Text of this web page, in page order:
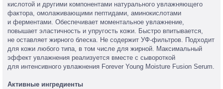
кислотой и другими компонентами натурального увлажняющего
фактора, омолаживающими пептидами, аминокислотами
и ферментами. Обеспечивает моментальное увлажнение,
повышает эластичность и упругость кожи. Быстро впитывается,
не оставляет жирного блеска. Не содержит УФ-фильтров. Подходит
для кожи любого типа, в том числе для жирной. Максимальный
эффект увлажнения реализуется вместе с сывороткой
для интенсивного увлажнения Forever Young Moisture Fusion Serum.
Активные ингредиенты